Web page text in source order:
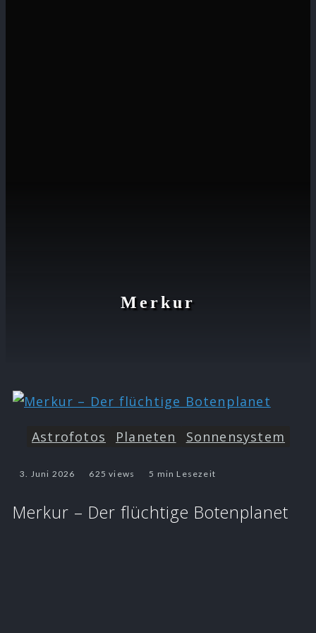
Merkur
Astrofotos Planeten Sonnensystem
3. Juni 2026 625 views 5 min Lesezeit
Merkur – Der flüchtige Botenplanet